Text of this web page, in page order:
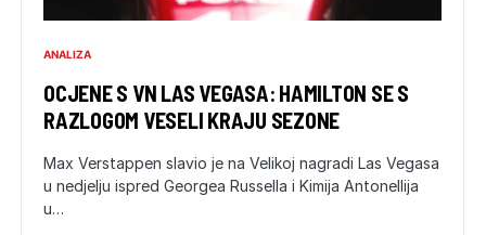
ANALIZA
OCJENE S VN LAS VEGASA: HAMILTON SE S
RAZLOGOM VESELI KRAJU SEZONE
Max Verstappen slavio je na Velikoj nagradi Las Vegasa
u nedjelju ispred Georgea Russella i Kimija Antonellija
u…